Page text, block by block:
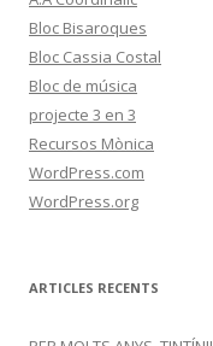
Bloc Bisaroques
Bloc Cassia Costal
Bloc de música
projecte 3 en 3
Recursos Mònica
WordPress.com
WordPress.org
ARTICLES RECENTS